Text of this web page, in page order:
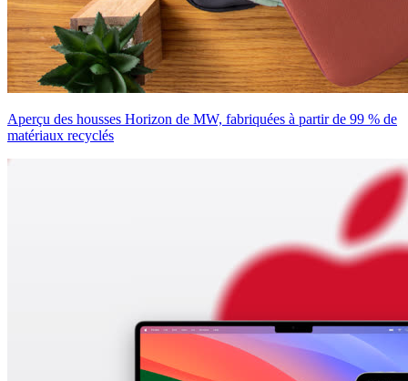
Aperçu des housses Horizon de MW, fabriquées à partir de 99 % de
matériaux recyclés